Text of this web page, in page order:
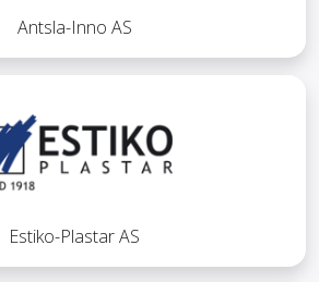
Antsla-Inno AS
Estiko-Plastar AS